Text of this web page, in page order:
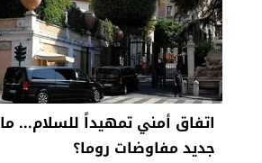
اتفاق أمني تمهيداً للسلام... ما
جديد مفاوضات روما؟